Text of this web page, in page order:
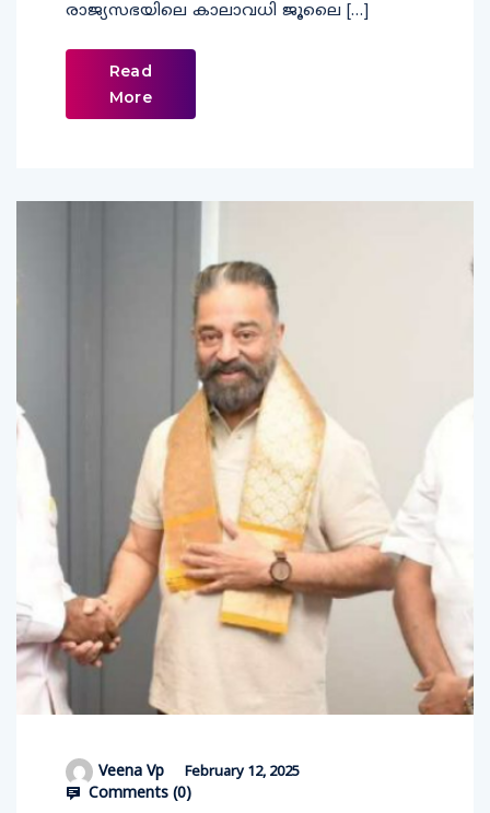
രാജ്യസഭയിലെ കാലാവധി ജൂലൈ […]
Read
More
Veena Vp February 12, 2025
Comments (0)